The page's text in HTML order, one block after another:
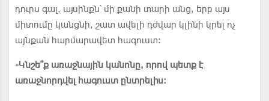
դուրս գալ, այսինքն՝ մի քանի տարի անց, երբ այս
միտումը կանցնի, շատ ավելի դժվար կլինի կրել ոչ
այնքան հարմարավետ հագուստ:
-Կնշե՞ք առաջնային կանոնը, որով պետք է
առաջնորդվել հագուստ ընտրելիս: